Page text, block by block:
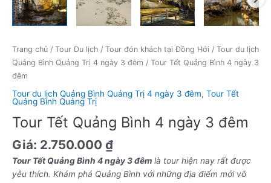
Trang chủ / Tour Du lịch / Tour đón khách tại Đồng Hới / Tour du lịch
Quảng Bình Quảng Trị 4 ngày 3 đêm / Tour Tết Quảng Bình 4 ngày 3
đêm
Tour du lịch Quảng Bình Quảng Trị 4 ngày 3 đêm, Tour Tết
Quảng Bình Quảng Trị
Tour Tết Quảng Bình 4 ngày 3 đêm
Giá: 2.750.000 ₫
Tour Tết Quảng Bình 4 ngày 3 đêm là tour hiện nay rất được
yêu thích. Khám phá Quảng Bình với những địa điểm mới vô